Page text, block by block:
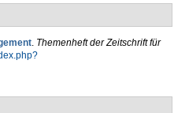
. Themenheft der Zeitschrift für